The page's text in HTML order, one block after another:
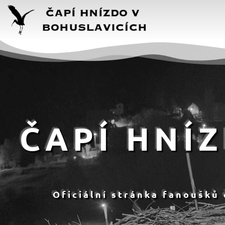
ČAPÍ
Oficiální stránka fanoušků